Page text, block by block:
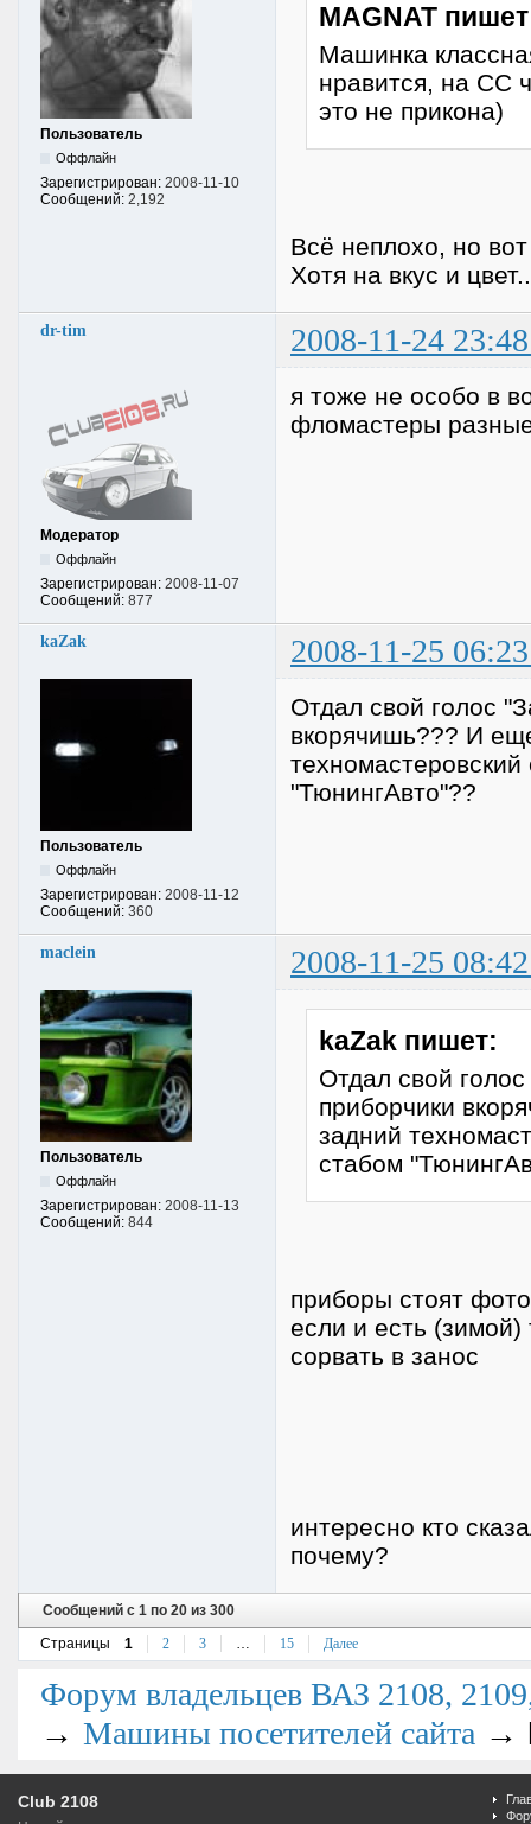
Пользователь
Оффлайн
Зарегистрирован: 2008-11-10
Сообщений: 2,192
MAGNAT
Машинка
нравится, на СС
это не прикона)
Всё неплохо, но
Хотя на вкус и
dr-tim 2008-11-24
Модератор
Оффлайн
Зарегистрирован: 2008-11-07
Сообщений: 877
я тоже не особо в
фломастеры
kaZak 2008-11-25
Пользователь
Оффлайн
Зарегистрирован: 2008-11-12
Сообщений: 360
Отдал свой голос
вкорячишь??? И
"ТюнингАвто"??
maclein 2008-11-25
Пользователь
Оффлайн
Зарегистрирован: 2008-11-13
Сообщений: 844
kaZak пишет:
Отдал свой
приборчики
задний
стабом
приборы стоят
если и есть
сорвать в занос
интересно кто
почему?
Сообщений с 1 по 20 из 300
Страницы
1 2 3 … 15 Далее
Форум владельцев ВАЗ 2108,
→ Машины посетителей сайта →
Club 2108